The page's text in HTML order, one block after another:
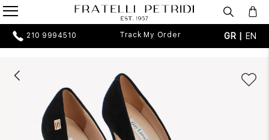
210 9994510 Track My Order GR | EN